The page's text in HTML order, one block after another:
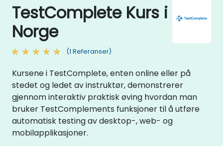
TestComplete Kurs i
Norge
(1 Referanser)
Kursene i TestComplete, enten online eller på
stedet og ledet av instruktør, demonstrerer
gjennom interaktiv praktisk øving hvordan man
bruker TestComplements funksjoner til å utføre
automatisk testing av desktop-, web- og
mobilapplikasjoner.